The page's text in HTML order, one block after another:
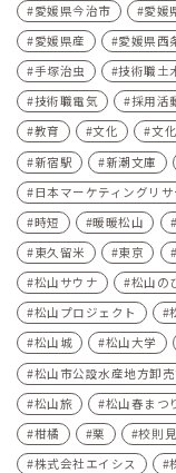
愛媛県今治市
愛媛
愛媛県産
愛媛県西
手塚治虫
技術職土
技術職電気
採用活
教育
文化 文
新宿駅
新潮文庫
日本マーケティングリ
時短
暖暖松山
東久留米
東京
松山サウナ
松山の
松山プロジェクト
松山城
松山大学
松山市公設水産地方卸
松山旅
松山春まつ
柑橘
栗 校則
株式会社エイシス